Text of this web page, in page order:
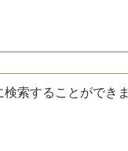
索することができま